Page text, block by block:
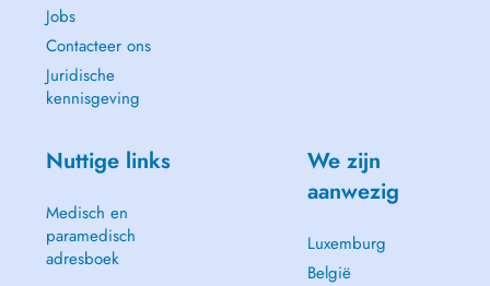
Jobs
Contacteer ons
Juridische
kennisgeving
Nuttige links
Medisch en
paramedisch
adresboek
We zijn
aanwezig
Luxemburg
België